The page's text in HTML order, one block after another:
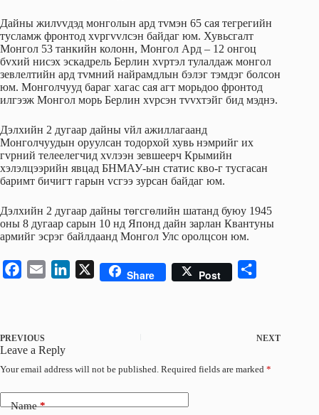
Дайны жилvvдэд монголын ард тvмэн 65 сая тeгрeгийн
тусламж фронтод хvргvvлсэн байдаг юм. Хувьсгалт
Монгол 53 танкийн колонн, Монгол Ард – 12 онгоц
бvхий нисэх эскадрель Берлин хvртэл тулалдаж монгол
зeвлeлтийн ард тvмний найрамдлын бэлэг тэмдэг болсон
юм. Монголчууд бараг хагас сая агт морьдоо фронтод
илгээж Монгол морь Берлин хvрсэн тvvхтэйг бид мэднэ.
Дэлхийн 2 дугаар дайны vйл ажиллагаанд
Монголчуудын оруулсан тодорхой хувь нэмрийг их
гvрний тeлeeлeгчид хvлээн зeвшeeрч Крымийн
хэлэлцээрийн явцад БНМАУ-ын статис кво-г тусгасан
баримт бичигт гарын vсгээ зурсан байдаг юм.
Дэлхийн 2 дугаар дайны төгсгөлийн шатанд буюу 1945
оны 8 дугаар сарын 10 нд Японд дайн зарлан Квантуны
армийг эсрэг байлдаанд Монгол Улс оролцсон юм.
b
X Share Post
e
PREVIOUS NEXT
Leave a Reply
Your email address will not be published. Required fields are marked *
Name*